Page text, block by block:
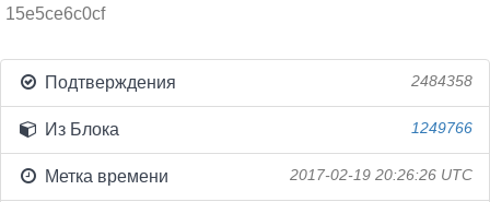
15e5ce6c0cf
Подтверждения 2484358
Из Блока 1249766
Метка времени 2017-02-19 20:26:26 UTC